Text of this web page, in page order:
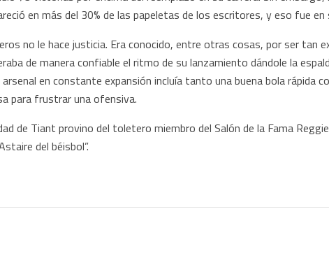
en más del 30% de las papeletas de los escritores, y eso fue
no le hace justicia. Era conocido, entre otras cosas, por ser tan
de manera confiable el ritmo de su lanzamiento dándole la
en constante expansión incluía tanto una buena bola rápida
para frustrar una ofensiva.
de Tiant provino del toletero miembro del Salón de la Fama
del béisbol”.